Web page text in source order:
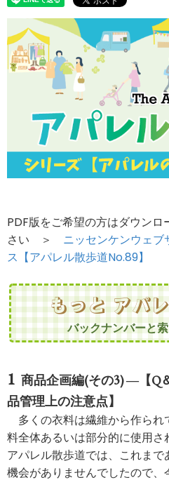
PDF版をご希望の方はダウン
さい ＞ ニッセンケンウェ
ス【アパレル散歩道No.89】
もっと アパ
バックナンバーと
商品企画編(その3) ―【Q
品管理上の注意点】
多くの衣料は繊維から作られ
料全体あるいは部分的に使用さ
アパレル散歩道では、これまで
機会がありませんでしたので、